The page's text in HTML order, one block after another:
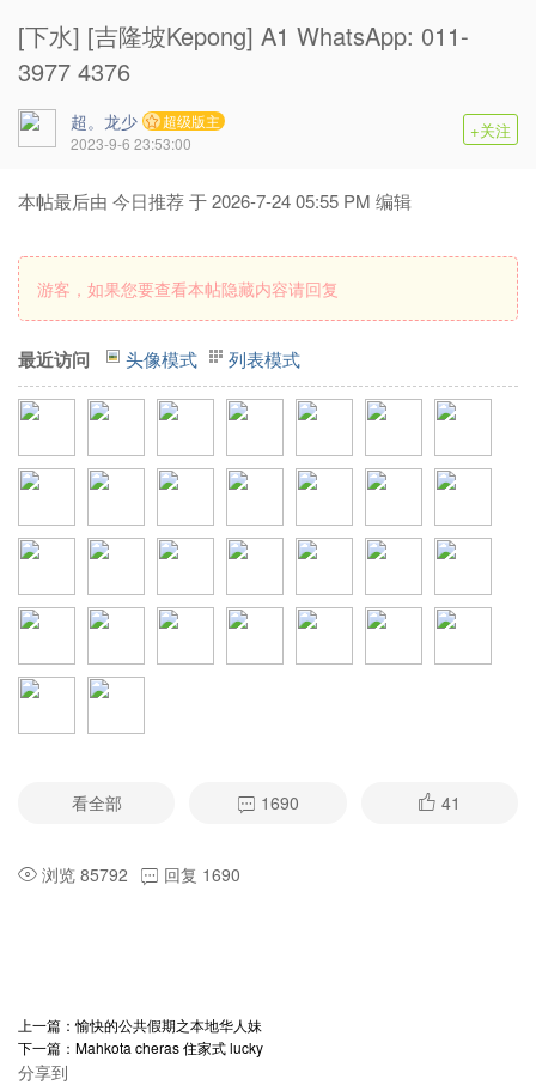
[下水] [吉隆坡Kepong] A1 WhatsApp: 011-
3977 4376
超。龙少
超级版主
2023-9-6 23:53:00
+关注
本帖最后由 今日推荐 于 2026-7-24 05:55 PM 编辑
游客，如果您要查看本帖隐藏内容请回复
最近访问 头像模式 列表模式
看全部 1690 41
浏览 85792 回复 1690
上一篇：愉快的公共假期之本地华人妹
下一篇： Mahkota cheras 住家式 lucky
分享到